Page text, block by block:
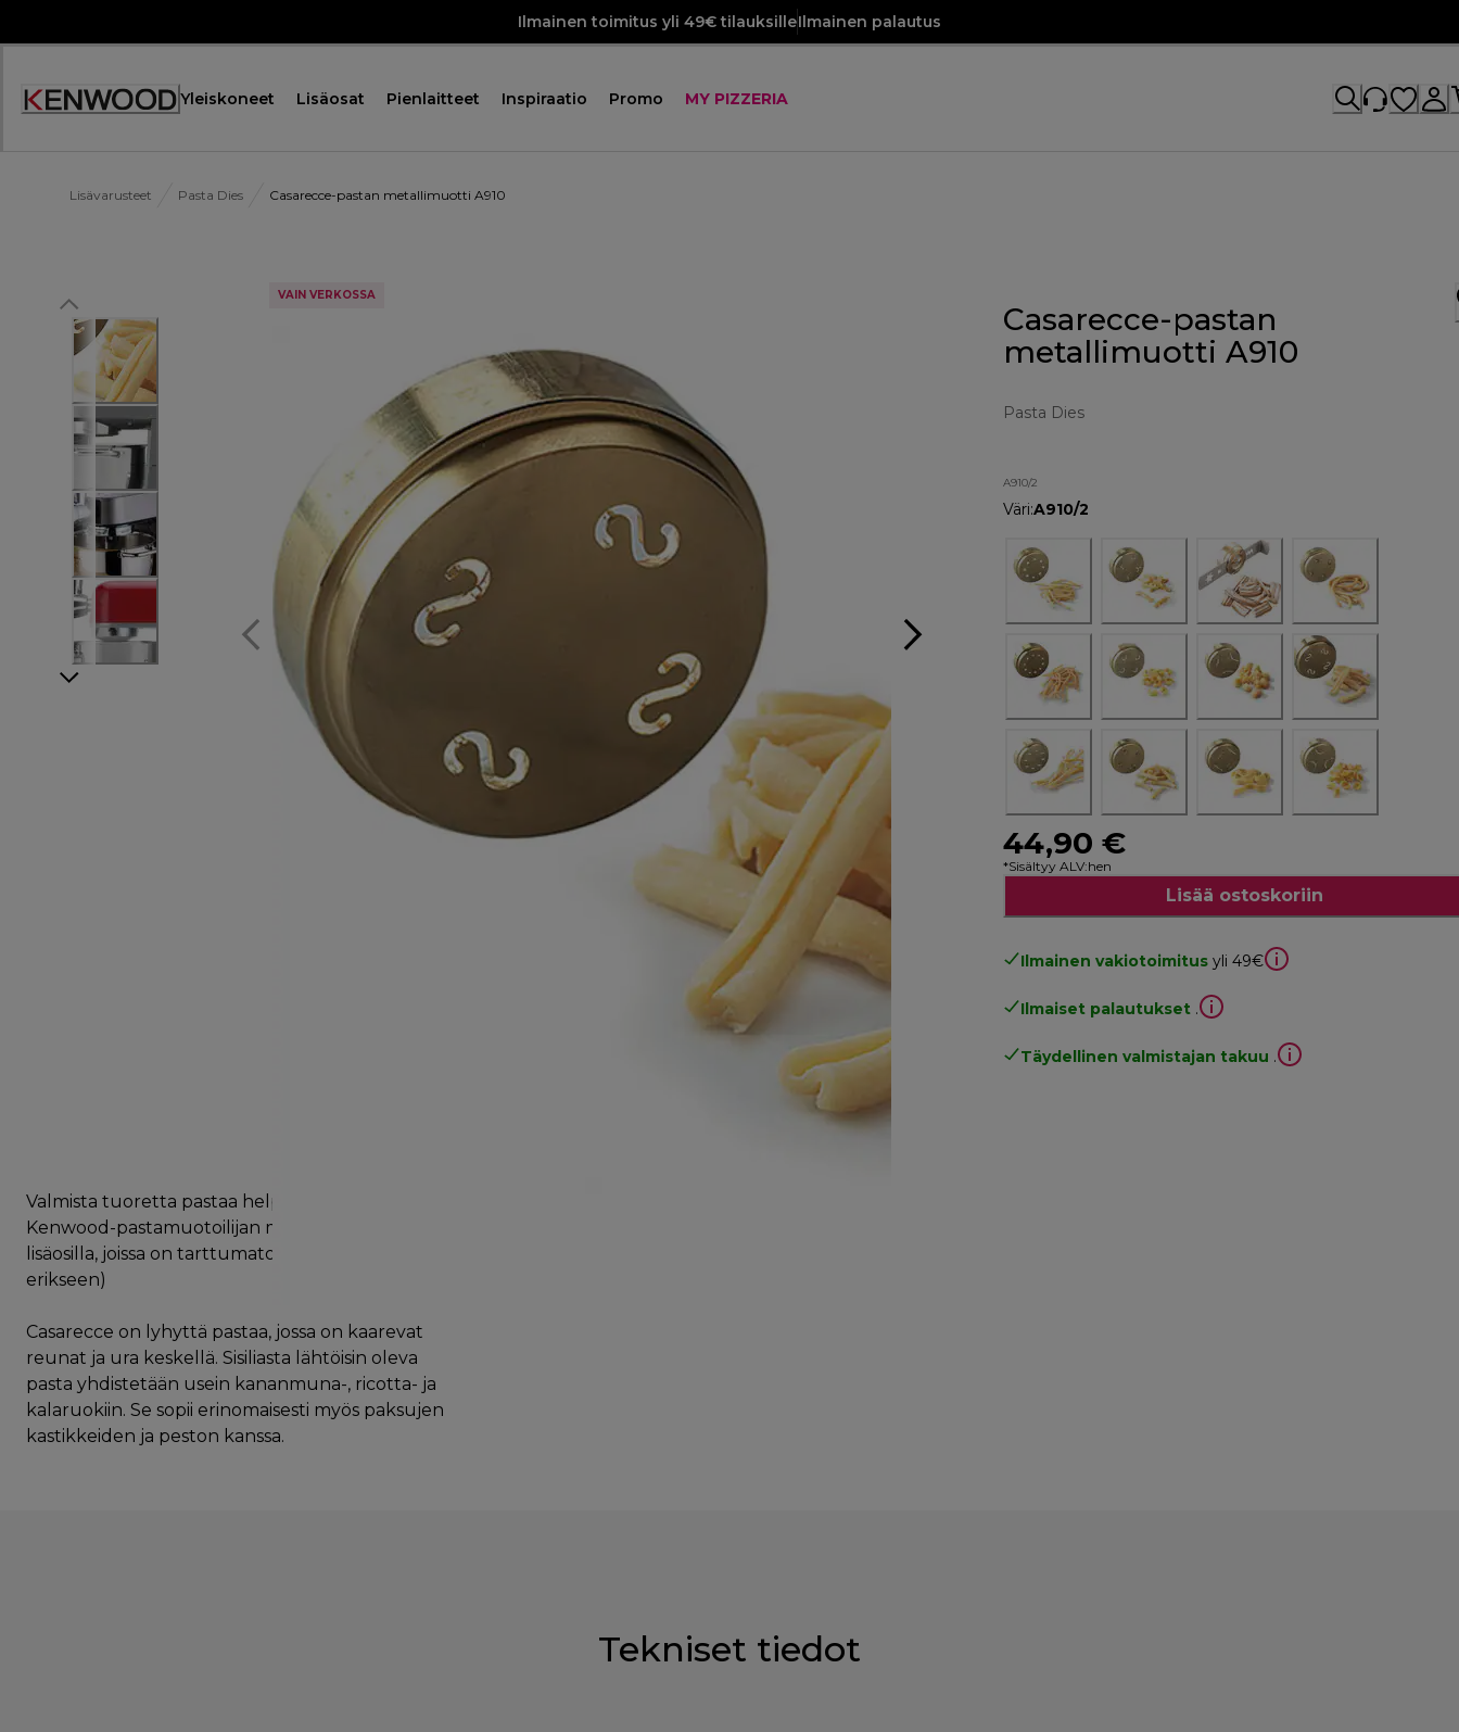
Ilmainen toimitus yli 49€ tilauksilleIlmainen palautus
Yleiskoneet Lisäosat Pienlaitteet Inspiraatio Promo MY PIZZERIA
Lisävarusteet Pasta Dies Casarecce-pastan metallimuotti A910
VAIN VERKOSSA
Casarecce-pastan
metallimuotti A910
Pasta Dies
A910/2
Väri:A910/2
44,90 €
*Sisältyy ALV:hen
Lisää ostoskoriin
Ilmainen vakiotoimitus yli 49€
Ilmaiset palautukset .
Täydellinen valmistajan takuu .
Valmista tuoretta pastaa helposti kotona
Kenwood-pastamuotoilijan metallimuottien
lisäosilla, joissa on tarttumaton pinta. (Myydään
erikseen)
Casarecce on lyhyttä pastaa, jossa on kaarevat
reunat ja ura keskellä. Sisiliasta lähtöisin oleva
pasta yhdistetään usein kananmuna-, ricotta- ja
kalaruokiin. Se sopii erinomaisesti myös paksujen
kastikkeiden ja peston kanssa.
Tekniset tiedot